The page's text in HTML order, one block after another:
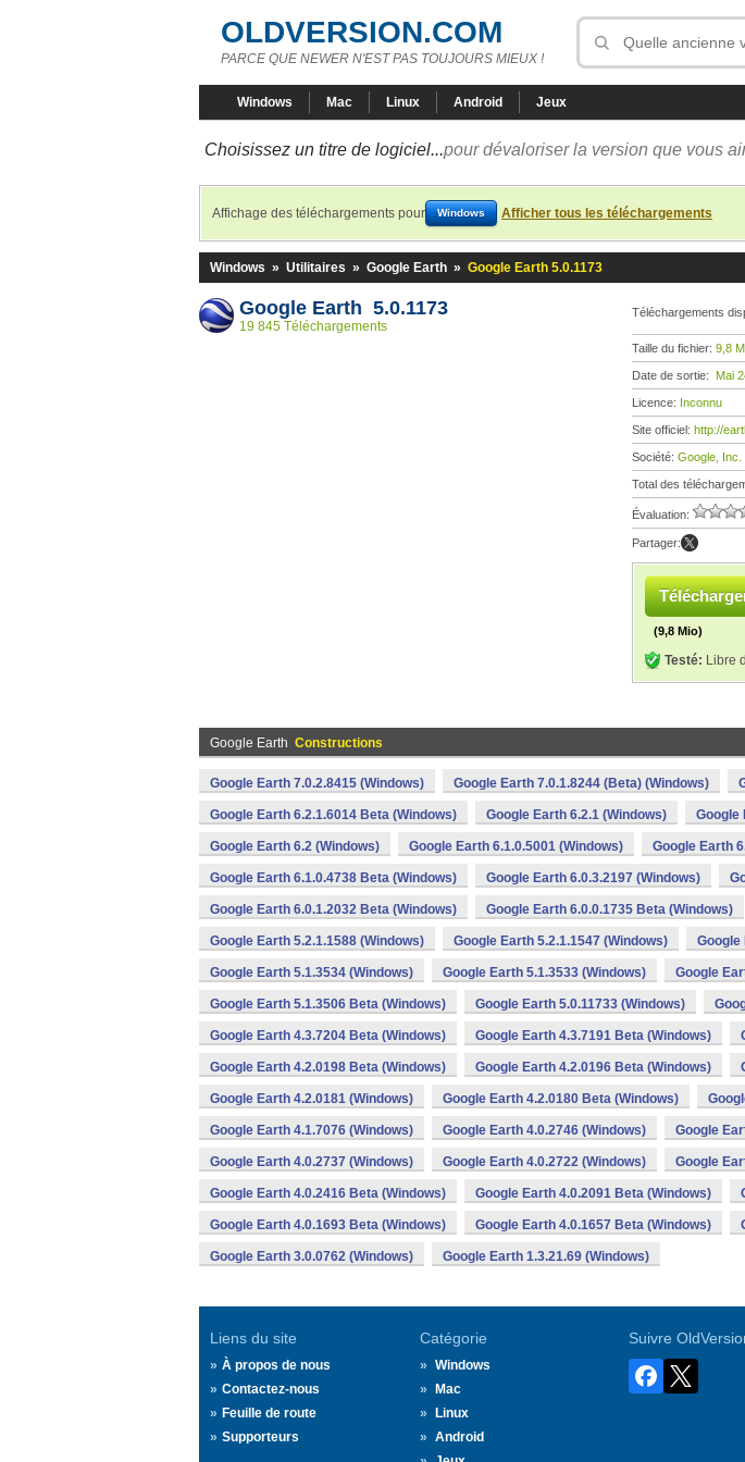
OLDVERSION.COM
PARCE QUE NEWER N'EST PAS TOUJOURS MIEUX !
Windows Mac Linux Android Jeux
Choisissez un titre de logiciel...pour dévaloriser la version que vous
Affichage des téléchargements pour Windows Afficher tous les téléchargements
Windows » Utilitaires » Google Earth » Google Earth 5.0.1173
Google Earth 5.0.1173
19 845 Téléchargements
Téléchargements
Taille du fichier: 9,8
Date de sortie: Mai
Licence: Inconnu
Site officiel: http://
Société: Google, Inc.
Total des
Évaluation:
Partager:
(9,8 Mio)
Testé: Libre
Google Earth Constructions
Google Earth 7.0.2.8415 (Windows) Google Earth 7.0.1.8244 (Beta) (Windows)
Google Earth 6.2.1.6014 Beta (Windows) Google Earth 6.2.1 (Windows) Google
Google Earth 6.2 (Windows) Google Earth 6.1.0.5001 (Windows) Google Earth
Google Earth 6.1.0.4738 Beta (Windows) Google Earth 6.0.3.2197 (Windows)
Google Earth 6.0.1.2032 Beta (Windows) Google Earth 6.0.0.1735 Beta (Windows)
Google Earth 5.2.1.1588 (Windows) Google Earth 5.2.1.1547 (Windows) Google
Google Earth 5.1.3534 (Windows) Google Earth 5.1.3533 (Windows) Google
Google Earth 5.1.3506 Beta (Windows) Google Earth 5.0.11733 (Windows)
Google Earth 4.3.7204 Beta (Windows) Google Earth 4.3.7191 Beta (Windows)
Google Earth 4.2.0198 Beta (Windows) Google Earth 4.2.0196 Beta (Windows)
Google Earth 4.2.0181 (Windows) Google Earth 4.2.0180 Beta (Windows)
Google Earth 4.1.7076 (Windows) Google Earth 4.0.2746 (Windows) Google
Google Earth 4.0.2737 (Windows) Google Earth 4.0.2722 (Windows) Google
Google Earth 4.0.2416 Beta (Windows) Google Earth 4.0.2091 Beta (Windows)
Google Earth 4.0.1693 Beta (Windows) Google Earth 4.0.1657 Beta (Windows)
Google Earth 3.0.0762 (Windows) Google Earth 1.3.21.69 (Windows)
Liens du site
À propos de nous
Contactez-nous
Feuille de route
Supporteurs
Catégorie
Windows
Mac
Linux
Android
Suivre